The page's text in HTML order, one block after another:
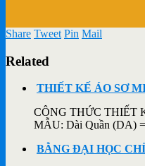
Share Tweet Pin Mail
Related
THIẾT KẾ ÁO SƠ
CÔNG THỨC THIẾT
MẪU: Dài Quần (DA)
BẰNG ĐẠI HỌC